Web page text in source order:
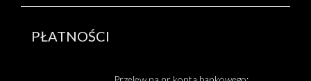
PŁATNOŚCI